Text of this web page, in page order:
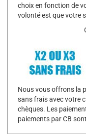
choix en fonction de
volonté est que votre
Nous vous offrons la
sans frais avec votre
chèques. Les
paiements par CB